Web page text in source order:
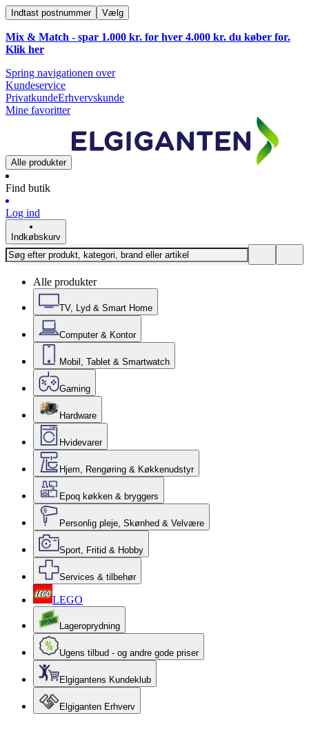
Indtast postnummer Vælg
Mix & Match - spar 1.000 kr. for hver 4.000 kr. du køber for.
Klik her
Spring navigationen over
Kundeservice
PrivatkundeErhvervskunde
Mine favoritter
Alle produkter
Find butik
Log ind
Indkøbskurv
Alle produkter
TV, Lyd & Smart Home
Computer & Kontor
Mobil, Tablet & Smartwatch
Gaming
Hardware
Hvidevarer
Hjem, Rengøring & Køkkenudstyr
Epoq køkken & bryggers
Personlig pleje, Skønhed & Velvære
Sport, Fritid & Hobby
Services & tilbehør
LEGO
Lageroprydning
Ugens tilbud - og andre gode priser
Elgigantens Kundeklub
Elgiganten Erhverv